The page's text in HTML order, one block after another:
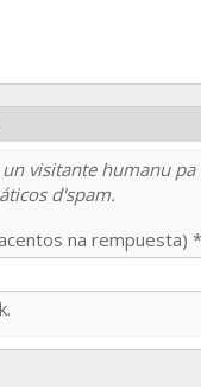
visitante humanu pa
d'spam.
na rempuesta) *